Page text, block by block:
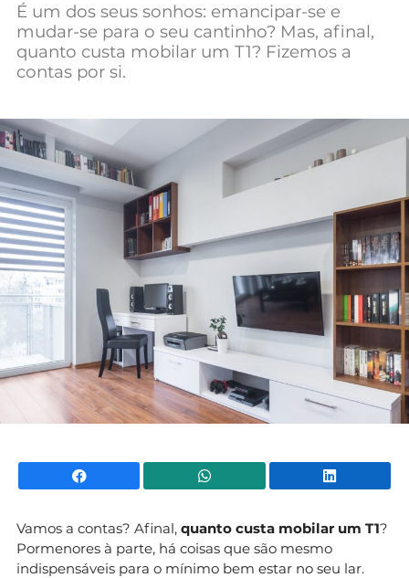
Negócios
Mundial 2026
É um dos seus sonhos: emancipar-se e
mudar-se para o seu cantinho? Mas, afinal,
quanto custa mobilar um T1? Fizemos a
contas por si.
Facebook WhatsApp
Vamos a contas? Afinal, quanto custa mobilar um T1?
Pormenores à parte, há coisas que são mesmo
indispensáveis para o mínimo bem estar no seu lar.